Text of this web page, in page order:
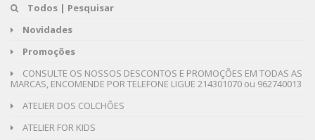
Todos | Pesquisar
Novidades
Promoções
CONSULTE OS NOSSOS DESCONTOS E PROMOÇÕES EM TODAS AS
MARCAS, ENCOMENDE POR TELEFONE LIGUE 214301070 ou 962740013
ATELIER DOS COLCHÕES
ATELIER FOR KIDS